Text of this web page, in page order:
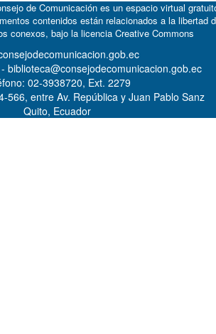
de Comunicación es un espacio virtual
contenidos están relacionados a la libertad
conexos, bajo la licencia Creative Commons
biblioteca@consejodecomunicacion.gob.ec
02-3938720, Ext. 2279
566, entre Av. República y Juan Pablo Sanz
Quito, Ecuador